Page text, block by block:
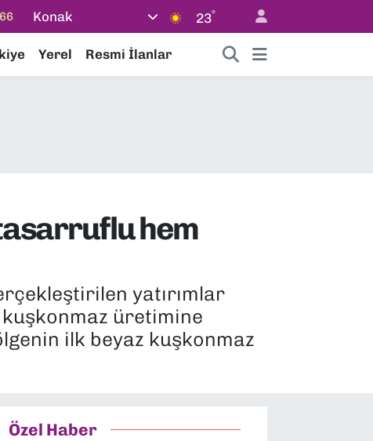
Konak 23°
Yerel Resmi İlanlar
hem
yatırımlar
kuşkonmaz üretimine
ilk beyaz kuşkonmaz
Özel Haber